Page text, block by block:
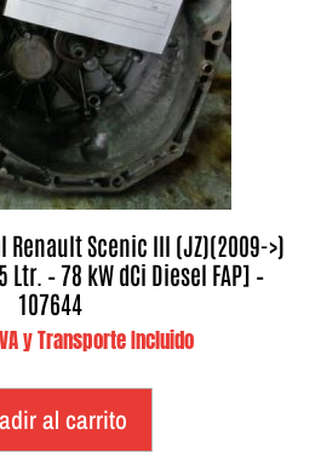
Renault Scenic III (JZ)(2009->)
– 78 kW dCi Diesel FAP] –
107644
y Transporte Incluido
al carrito